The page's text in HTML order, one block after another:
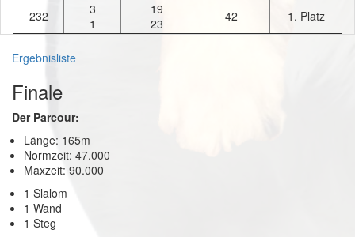
232
3
1
19
23
42 1. Platz
Ergebnisliste
Finale
Der Parcour:
Länge: 165m
Normzeit: 47.000
Maxzeit: 90.000
1 Slalom
1 Wand
1 Steg